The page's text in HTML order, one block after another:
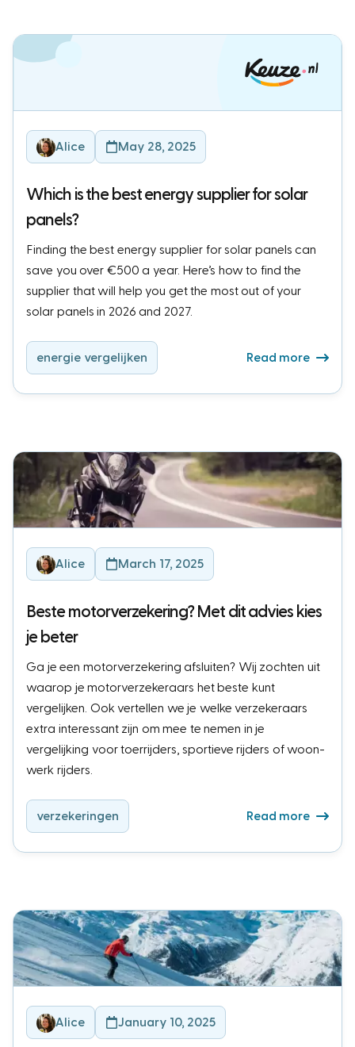
Alice May 28, 2025
Which is the best energy supplier for solar
panels?
Finding the best energy supplier for solar panels can
save you over €500 a year. Here’s how to find the
supplier that will help you get the most out of your
solar panels in 2026 and 2027.
energie vergelijken Read more
Alice March 17, 2025
Beste motorverzekering? Met dit advies kies
je beter
Ga je een motorverzekering afsluiten? Wij zochten uit
waarop je motorverzekeraars het beste kunt
vergelijken. Ook vertellen we je welke verzekeraars
extra interessant zijn om mee te nemen in je
vergelijking voor toerrijders, sportieve rijders of woon-
werk rijders.
verzekeringen Read more
Alice January 10, 2025